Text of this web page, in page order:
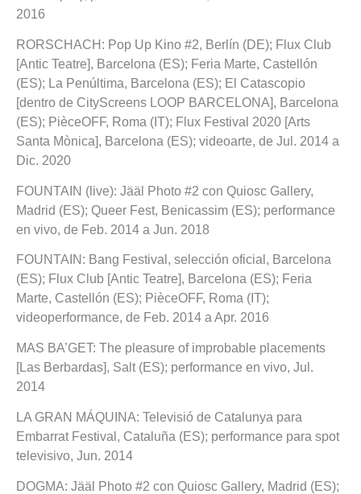
2016
RORSCHACH: Pop Up Kino #2, Berlín (DE); Flux Club
[Antic Teatre], Barcelona (ES); Feria Marte, Castellón
(ES); La Penúltima, Barcelona (ES); El Catascopio
[dentro de CityScreens LOOP BARCELONA], Barcelona
(ES); PièceOFF, Roma (IT); Flux Festival 2020 [Arts
Santa Mònica], Barcelona (ES); videoarte, de Jul. 2014 a
Dic. 2020
FOUNTAIN (live): Jääl Photo #2 con Quiosc Gallery,
Madrid (ES); Queer Fest, Benicassim (ES); performance
en vivo, de Feb. 2014 a Jun. 2018
FOUNTAIN: Bang Festival, selección oficial, Barcelona
(ES); Flux Club [Antic Teatre], Barcelona (ES); Feria
Marte, Castellón (ES); PièceOFF, Roma (IT);
videoperformance, de Feb. 2014 a Apr. 2016
MAS BA’GET: The pleasure of improbable placements
[Las Berbardas], Salt (ES); performance en vivo, Jul.
2014
LA GRAN MÁQUINA: Televisió de Catalunya para
Embarrat Festival, Cataluña (ES); performance para spot
televisivo, Jun. 2014
DOGMA: Jääl Photo #2 con Quiosc Gallery, Madrid (ES);